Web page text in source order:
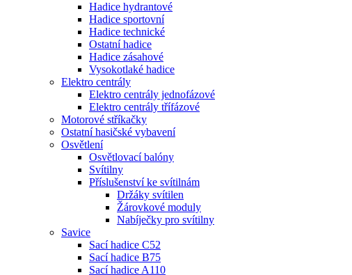
Hadice hydrantové
Hadice sportovní
Hadice technické
Ostatní hadice
Hadice zásahové
Vysokotlaké hadice
Elektro centrály
Elektro centrály jednofázové
Elektro centrály třífázové
Motorové stříkačky
Ostatní hasičské vybavení
Osvětlení
Osvětlovací balóny
Svítilny
Příslušenství ke svítilnám
Držáky svítilen
Žárovkové moduly
Nabíječky pro svítilny
Savice
Sací hadice C52
Sací hadice B75
Sací hadice A110